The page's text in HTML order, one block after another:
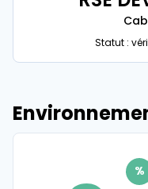
Statut :
%